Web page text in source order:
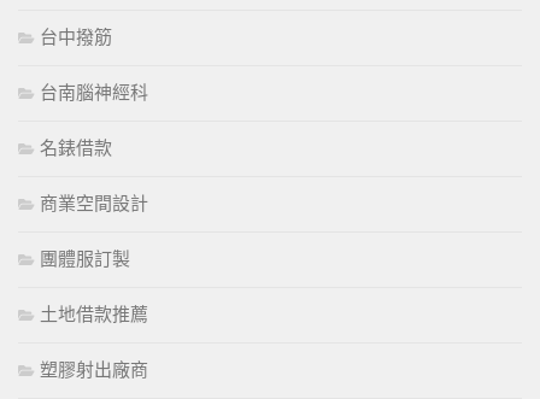
台中撥筋
台南腦神經科
名錶借款
商業空間設計
團體服訂製
土地借款推薦
塑膠射出廠商